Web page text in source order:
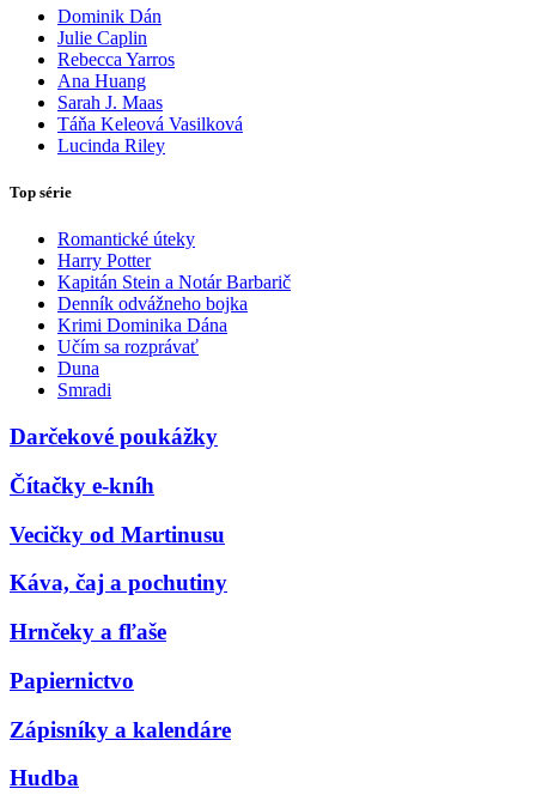
Dominik Dán
Julie Caplin
Rebecca Yarros
Ana Huang
Sarah J. Maas
Táňa Keleová Vasilková
Lucinda Riley
Top série
Romantické úteky
Harry Potter
Kapitán Stein a Notár Barbarič
Denník odvážneho bojka
Krimi Dominika Dána
Učím sa rozprávať
Duna
Smradi
Darčekové poukážky
Čítačky e-kníh
Vecičky od Martinusu
Káva, čaj a pochutiny
Hrnčeky a fľaše
Papiernictvo
Zápisníky a kalendáre
Hudba